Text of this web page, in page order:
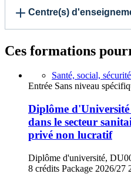
Centre(s)
Ces formations
Santé, social, sécurité
Entrée Sans niveau
Diplôme d'Université
dans le secteur
privé non lucratif
Diplôme d'université,
8 crédits Package 2026/27